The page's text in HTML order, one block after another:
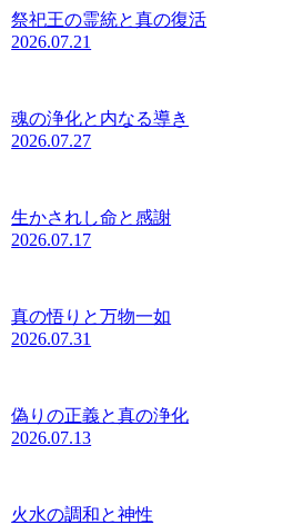
祭祀王の霊統と真の復活
2026.07.21
魂の浄化と内なる導き
2026.07.27
生かされし命と感謝
2026.07.17
真の悟りと万物一如
2026.07.31
偽りの正義と真の浄化
2026.07.13
火水の調和と神性